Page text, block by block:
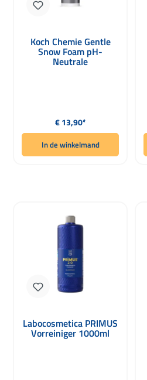
Koch Chemie Gentle
Snow Foam pH-
Neutrale
Normale prijs:
€ 13,90*
In de winkelmand
Labocosmetica PRIMUS
Vorreiniger 1000ml